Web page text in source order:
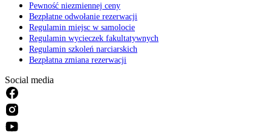
Pewność niezmiennej ceny
Bezpłatne odwołanie rezerwacji
Regulamin miejsc w samolocie
Regulamin wycieczek fakultatywnych
Regulamin szkoleń narciarskich
Bezpłatna zmiana rezerwacji
Social media